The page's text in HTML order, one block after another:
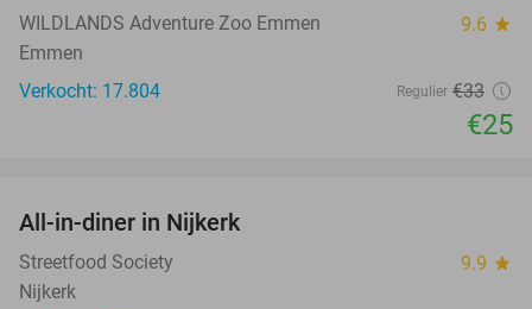
WILDLANDS Adventure Zoo Emmen 9.6 star
Emmen
Verkocht: 17.804
Regulier €33
€25
All-in-diner in Nijkerk
Streetfood Society 9.9 star
Nijkerk